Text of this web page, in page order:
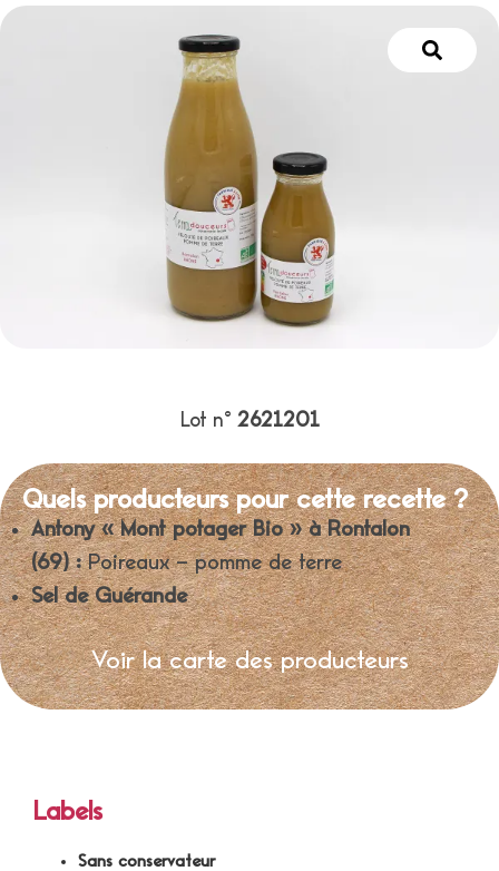
Lot n° 2621201
Quels producteurs pour cette recette ?
Antony « Mont potager Bio » à Rontalon
(69) :Poireaux – pomme de terre
Sel de Guérande
Voir la carte des producteurs
Labels
Sans conservateur